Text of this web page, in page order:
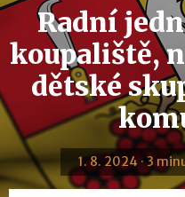
Radní
koupaliště,
dětské
1. 8. 2024 · 3